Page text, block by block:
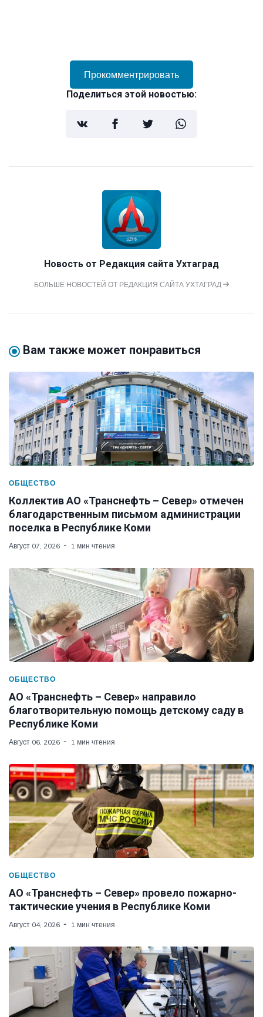
Прокомментрировать
Поделиться этой новостью:
Новость от Редакция сайта Ухтаград
БОЛЬШЕ НОВОСТЕЙ ОТ РЕДАКЦИЯ САЙТА УХТАГРАД
Вам также может понравиться
ОБЩЕСТВО
Коллектив АО «Транснефть – Север» отмечен
благодарственным письмом администрации
поселка в Республике Коми
Август 07, 2026 1 мин чтения
ОБЩЕСТВО
АО «Транснефть – Север» направило
благотворительную помощь детскому саду в
Республике Коми
Август 06, 2026 1 мин чтения
ОБЩЕСТВО
АО «Транснефть – Север» провело пожарно-
тактические учения в Республике Коми
Август 04, 2026 1 мин чтения